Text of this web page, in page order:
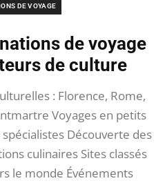
DE VOYAGE
de voyage
de culture
: Florence, Rome,
Voyages en petits
Découverte des
culinaires Sites classés
le monde Événements